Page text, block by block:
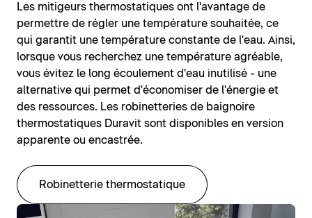
Les mitigeurs thermostatiques ont l'avantage de
permettre de régler une température souhaitée, ce
qui garantit une température constante de l'eau. Ainsi,
lorsque vous recherchez une température agréable,
vous évitez le long écoulement d'eau inutilisé - une
alternative qui permet d'économiser de l'énergie et
des ressources. Les robinetteries de baignoire
thermostatiques Duravit sont disponibles en version
apparente ou encastrée.
Robinetterie thermostatique